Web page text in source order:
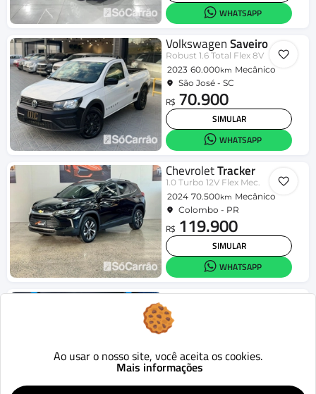
WHATSAPP
VolkswagenSaveiro
Robust 1.6 Total Flex 8V
2023 60.000km Mecânico
São José - SC
R$ 70.900
SIMULAR
WHATSAPP
ChevroletTracker
1.0 Turbo 12V Flex Mec.
2024 70.500km Mecânico
Colombo - PR
R$ 119.900
SIMULAR
WHATSAPP
JeepCompass
LIMITED 2.0 4x2 Flex 16V Aut.
2019
R$ 95.990
Ao usar o nosso site, você aceita os cookies.
Mais informações